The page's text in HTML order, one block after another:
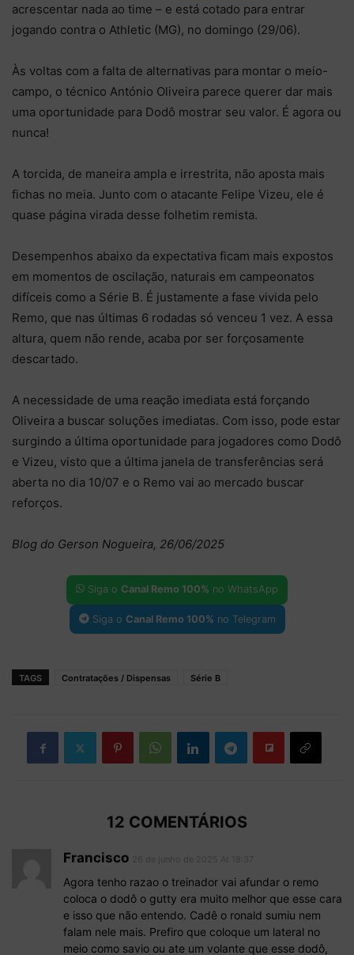
acrescentar nada ao time – e está cotado para entrar
jogando contra o Athletic (MG), no domingo (29/06).
Às voltas com a falta de alternativas para montar o meio-
campo, o técnico António Oliveira parece querer dar mais
uma oportunidade para Dodô mostrar seu valor. É agora ou
nunca!
A torcida, de maneira ampla e irrestrita, não aposta mais
fichas no meia. Junto com o atacante Felipe Vizeu, ele é
quase página virada desse folhetim remista.
Desempenhos abaixo da expectativa ficam mais expostos
em momentos de oscilação, naturais em campeonatos
difíceis como a Série B. É justamente a fase vivida pelo
Remo, que nas últimas 6 rodadas só venceu 1 vez. A essa
altura, quem não rende, acaba por ser forçosamente
descartado.
A necessidade de uma reação imediata está forçando
Oliveira a buscar soluções imediatas. Com isso, pode estar
surgindo a última oportunidade para jogadores como Dodô
e Vizeu, visto que a última janela de transferências será
aberta no dia 10/07 e o Remo vai ao mercado buscar
reforços.
Blog do Gerson Nogueira, 26/06/2025
Siga o Canal Remo 100% no WhatsApp
Siga o Canal Remo 100% no Telegram
TAGS Contratações / Dispensas Série B
12 COMENTÁRIOS
Francisco
Agora tenho razao o treinador vai afundar o remo
coloca o dodô o gutty era muito melhor que esse cara
e isso que não entendo. Cadê o ronald sumiu nem
falam nele mais. Prefiro que coloque um lateral no
meio como savio ou ate um volante que esse dodô,